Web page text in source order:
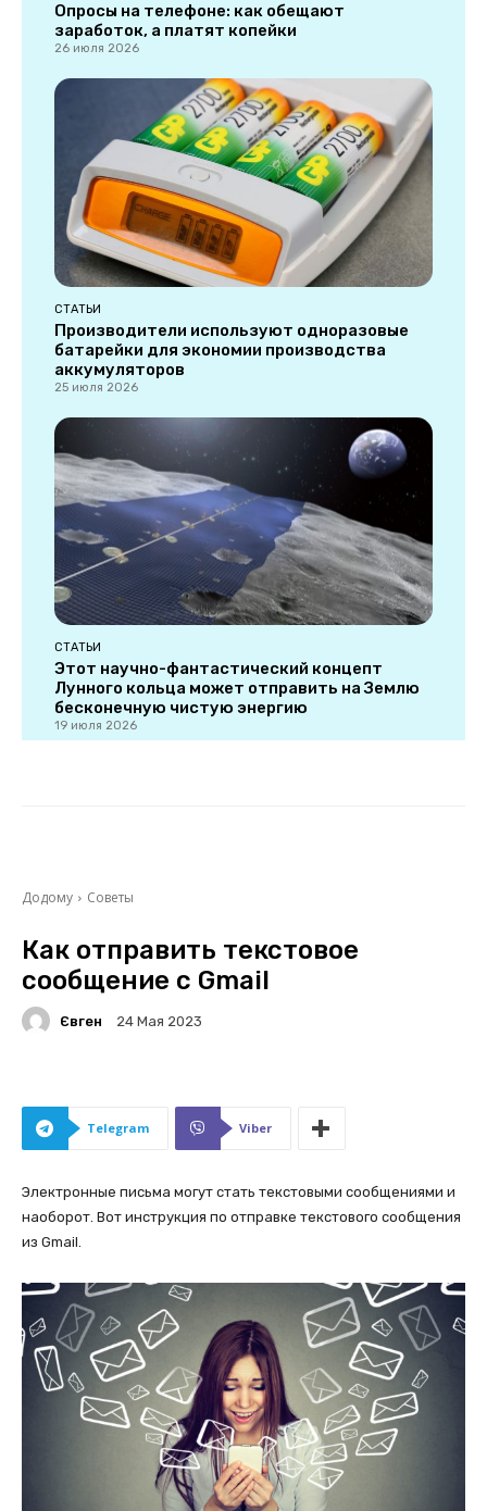
Опросы на телефоне: как обещают
заработок, а платят копейки
26 июля 2026
СТАТЬИ
Производители используют одноразовые
батарейки для экономии производства
аккумуляторов
25 июля 2026
СТАТЬИ
Этот научно-фантастический концепт
Лунного кольца может отправить на Землю
бесконечную чистую энергию
19 июля 2026